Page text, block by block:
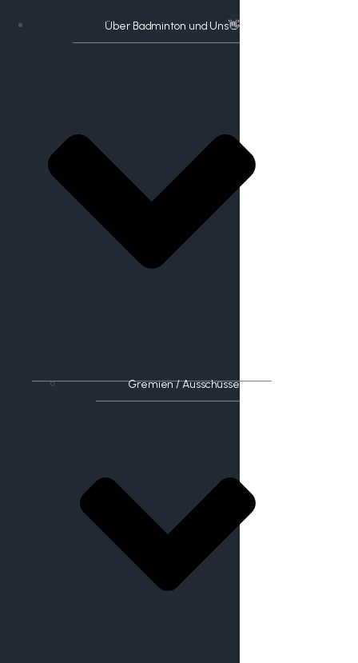
Über Badminton und Uns👋
Gremien / Ausschüsse